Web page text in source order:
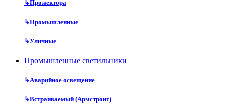
↳Прожектора
↳Промышленные
↳Уличные
Промышленные светильники
↳Аварийное освещение
↳Встраиваемый (Армстронг)